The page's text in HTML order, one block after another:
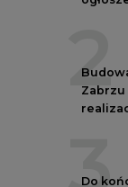
2
Zabrzu
3
Do